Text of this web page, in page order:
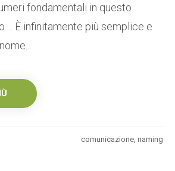
fondamentali in questo
... È infinitamente più semplice e
comunicazione naming